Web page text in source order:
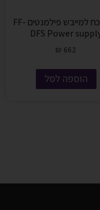
ספק-כח למייבש פילמנטים FF-
DFS Power
₪ 662
הוספה לסל